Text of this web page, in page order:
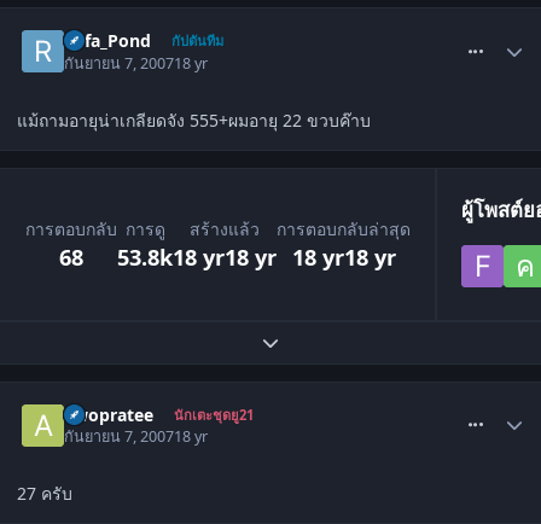
Rafa_Pond กัปตันทีม
กันยายน 7, 200718 yr
แม้ถามอายุน่าเกลียดจัง 555+ผมอายุ 22 ขวบค๊าบ
การตอบกลับ
68
การดู
53.8k
สร้างแล้ว
18 yr18 yr
การตอบกลับล่าสุด
18 yr18 yr
ผู้โพสต์
ขยายภาพรวมหัวข้อ
awopratee นักเตะชุดยู21
กันยายน 7, 200718 yr
27 ครับ